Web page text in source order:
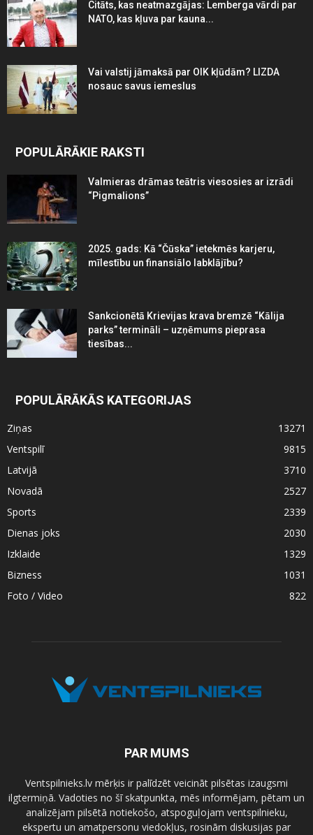
Citāts, kas neatmazgājas: Lemberga vārdi par
NATO, kas kļuva par kauna...
Vai valstij jāmaksā par OIK kļūdām? LIZDA
nosauc savus iemeslus
POPULĀRĀKIE RAKSTI
Valmieras drāmas teātris viesosies ar izrādi
“Pigmalions”
2025. gads: Kā “Čūska” ietekmēs karjeru,
mīlestību un finansiālo labklājību?
Sankcionētā Krievijas krava bremzē “Kālija
parks” termināli – uzņēmums pieprasa
tiesības...
POPULĀRĀKĀS KATEGORIJAS
Ziņas
13271
Ventspilī
9815
Latvijā
3710
Novadā
2527
Sports
2339
Dienas joks
2030
Izklaide
1329
Bizness
1031
Foto / Video
822
PAR MUMS
Ventspilnieks.lv mērķis ir palīdzēt veicināt pilsētas izaugsmi
ilgtermiņā. Vadoties no šī skatpunkta, mēs informējam, pētam un
analizējam pilsētā notiekošo, atspoguļojam ventspilnieku,
ekspertu un amatpersonu viedokļus, rosinām diskusijas par